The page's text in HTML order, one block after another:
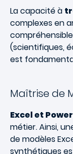
La capacité à
complexes en
(scientifiques,
est
Maîtrise de
Excel et
métier. Ainsi,
de modèles
synthétiques